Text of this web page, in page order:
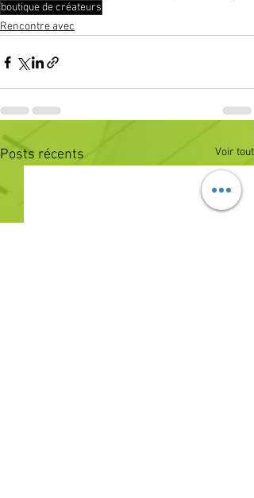
boutique de créateurs
Rencontre avec
Posts récents Voir tout